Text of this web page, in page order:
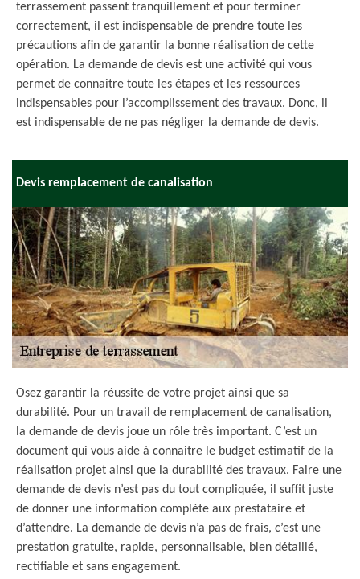
terrassement passent tranquillement et pour terminer
correctement, il est indispensable de prendre toute les
précautions afin de garantir la bonne réalisation de cette
opération. La demande de devis est une activité qui vous
permet de connaitre toute les étapes et les ressources
indispensables pour l’accomplissement des travaux. Donc, il
est indispensable de ne pas négliger la demande de devis.
Devis remplacement de canalisation
Osez garantir la réussite de votre projet ainsi que sa
durabilité. Pour un travail de remplacement de canalisation,
la demande de devis joue un rôle très important. C’est un
document qui vous aide à connaitre le budget estimatif de la
réalisation projet ainsi que la durabilité des travaux. Faire une
demande de devis n’est pas du tout compliquée, il suffit juste
de donner une information complète aux prestataire et
d’attendre. La demande de devis n’a pas de frais, c’est une
prestation gratuite, rapide, personnalisable, bien détaillé,
rectifiable et sans engagement.